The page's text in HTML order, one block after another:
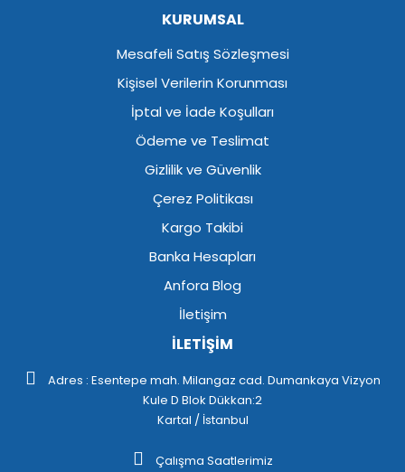
KURUMSAL
Mesafeli Satış Sözleşmesi
Kişisel Verilerin Korunması
İptal ve İade Koşulları
Ödeme ve Teslimat
Gizlilik ve Güvenlik
Çerez Politikası
Kargo Takibi
Banka Hesapları
Anfora Blog
İletişim
İLETİŞİM
Adres : Esentepe mah. Milangaz cad. Dumankaya Vizyon
Kule D Blok Dükkan:2
Kartal / İstanbul
Çalışma Saatlerimiz